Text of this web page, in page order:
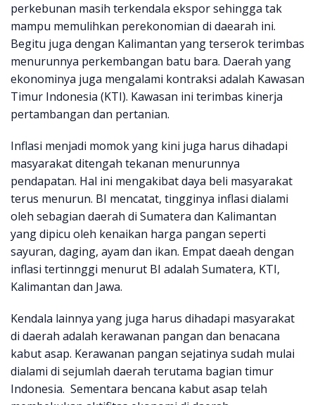
perkebunan masih terkendala ekspor sehingga tak
mampu memulihkan perekonomian di daearah ini.
Begitu juga dengan Kalimantan yang terserok terimbas
menurunnya perkembangan batu bara. Daerah yang
ekonominya juga mengalami kontraksi adalah Kawasan
Timur Indonesia (KTI). Kawasan ini terimbas kinerja
pertambangan dan pertanian.
Inflasi menjadi momok yang kini juga harus dihadapi
masyarakat ditengah tekanan menurunnya
pendapatan. Hal ini mengakibat daya beli masyarakat
terus menurun. BI mencatat, tingginya inflasi dialami
oleh sebagian daerah di Sumatera dan Kalimantan
yang dipicu oleh kenaikan harga pangan seperti
sayuran, daging, ayam dan ikan. Empat daeah dengan
inflasi tertinnggi menurut BI adalah Sumatera, KTI,
Kalimantan dan Jawa.
Kendala lainnya yang juga harus dihadapi masyarakat
di daerah adalah kerawanan pangan dan benacana
kabut asap. Kerawanan pangan sejatinya sudah mulai
dialami di sejumlah daerah terutama bagian timur
Indonesia. Sementara bencana kabut asap telah